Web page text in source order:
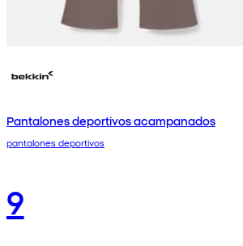
Pantalones deportivos acampanados
pantalones deportivos
9